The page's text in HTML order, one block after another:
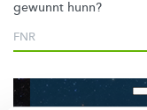
gewunnt hunn?
FNR